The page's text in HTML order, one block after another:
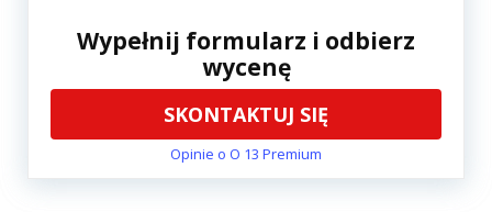
Wypełnij formularz i odbierz
wycenę
SKONTAKTUJ SIĘ
Opinie o O 13 Premium